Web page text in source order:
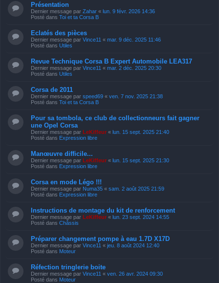
Présentation
Dernier message par Zahar « lun. 9 févr. 2026 14:36
Posté dans Toi et ta Corsa B
Eclatés des pièces
Dernier message par Vince11 « mar. 9 déc. 2025 11:46
Posté dans Utiles
Revue Technique Corsa B Expert Automobile LEA317
Dernier message par Vince11 « mar. 2 déc. 2025 20:30
Posté dans Utiles
Corsa de 2011
Dernier message par speed69 « ven. 7 nov. 2025 21:38
Posté dans Toi et ta Corsa B
Pour sa tombola, ce club de collectionneurs fait gagner
une Opel Corsa
Dernier message par LeKiffeur « lun. 15 sept. 2025 21:40
Posté dans Expression libre
Manœuvre difficile...
Dernier message par LeKiffeur « lun. 15 sept. 2025 21:30
Posté dans Expression libre
Corsa en mode Légo !!!
Dernier message par Numa35 « sam. 2 août 2025 21:59
Posté dans Expression libre
Instructions de montage du kit de renforcement
Dernier message par LeKiffeur « lun. 23 sept. 2024 14:55
Posté dans Châssis
Préparer changement pompe à eau 1.7D X17D
Dernier message par Vince11 « jeu. 8 août 2024 12:40
Posté dans Moteur
Réfection tringlerie boite
Dernier message par Vince11 « ven. 26 avr. 2024 09:30
Posté dans Moteur